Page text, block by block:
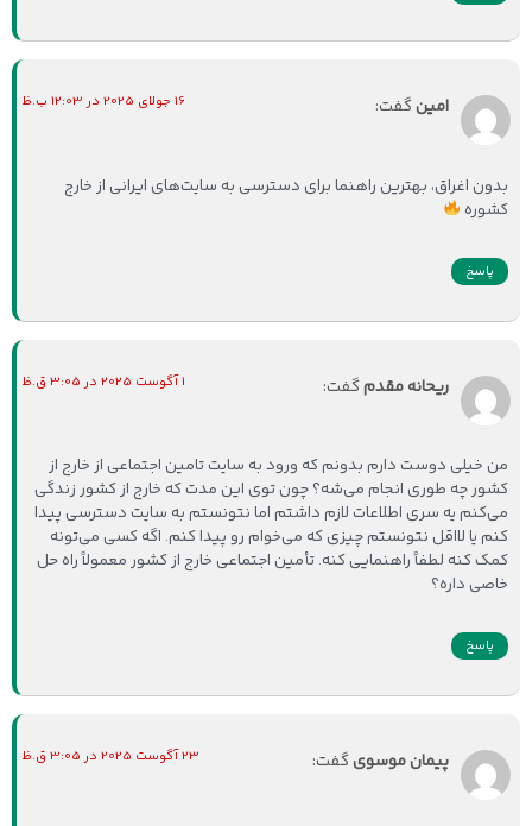
امینگفت: 16 جولای 2025 در 12:03 ب.ظ
بدون اغراق، بهترین راهنما برای دسترسی به سایت‌های ایرانی از خارج
کشوره
پاسخ
ریحانه مقدمگفت: 1 آگوست 2025 در 3:05 ق.ظ
من خیلی دوست دارم بدونم که ورود به سایت تامین اجتماعی از خارج از
کشور چه طوری انجام می‌شه؟ چون توی این مدت که خارج از کشور زندگی
می‌کنم یه سری اطلاعات لازم داشتم اما نتونستم به سایت دسترسی پیدا
کنم یا لااقل نتونستم چیزی که می‌خوام رو پیدا کنم. اگه کسی می‌تونه
کمک کنه لطفاً راهنمایی کنه. تأمین اجتماعی خارج از کشور معمولاً راه حل
خاصی داره؟
پاسخ
پیمان موسویگفت: 23 آگوست 2025 در 3:05 ق.ظ